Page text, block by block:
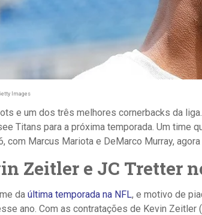
Images
e um dos três melhores cornerbacks da
Titans para a próxima temporada. Um time
com Marcus Mariota e DeMarco Murray,
Zeitler e JC Tretter
da última temporada na NFL, e motivo de
ano. Com as contratações de Kevin Zeitler